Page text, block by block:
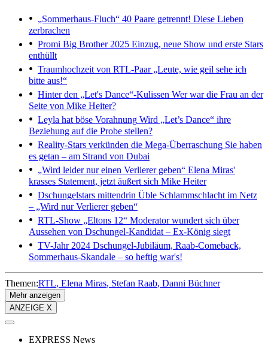
„Sommerhaus-Fluch“ 40 Paare getrennt! Diese Lieben
zerbrachen
Promi Big Brother 2025 Einzug, neue Show und erste Stars
enthüllt
Traumhochzeit von RTL-Paar„Leute, wie geil sehe ich
bitte aus!“
Hinter den „Let's Dance“-Kulissen Wer war die Frau an der
Seite von Mike Heiter?
Leyla hat böse Vorahnung Wird „Let’s Dance“ ihre
Beziehung auf die Probe stellen?
Reality-Stars verkünden die Mega-Überraschung Sie haben
es getan – am Strand von Dubai
„Wird leider nur einen Verlierer geben“ Elena Miras'
krasses Statement, jetzt äußert sich Mike Heiter
Dschungelstars mittendrin Üble Schlammschlacht im Netz
– „Wird nur Verlierer geben“
RTL-Show „Eltons 12“ Moderator wundert sich über
Aussehen von Dschungel-Kandidat – Ex-König siegt
TV-Jahr 2024 Dschungel-Jubiläum, Raab-Comeback,
Sommerhaus-Skandale – so heftig war's!
Themen:RTL Elena Miras Stefan Raab Danni Büchner
Mehr anzeigen
ANZEIGE X
EXPRESS News